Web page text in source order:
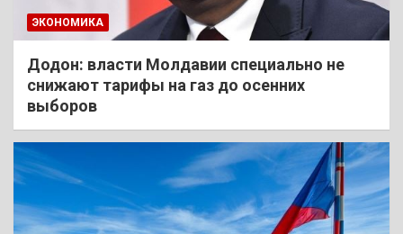
ЭКОНОМИКА
Додон: власти Молдавии специально не
снижают тарифы на газ до осенних
выборов